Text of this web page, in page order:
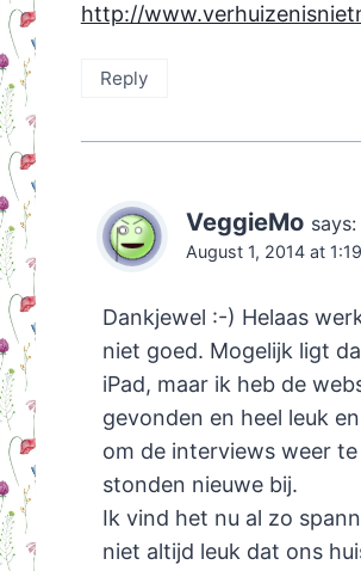
http://
Reply
VeggieMo says:
August 1, 2014 at
Dankjewel :-) Helaas
niet goed. Mogelijk ligt
iPad, maar ik heb de
gevonden en heel leuk
om de interviews weer
stonden nieuwe bij.
Ik vind het nu al zo
niet altijd leuk dat ons